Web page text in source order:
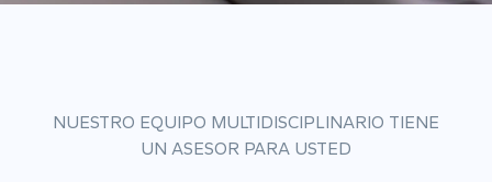
NUESTRO EQUIPO MULTIDISCIPLINARIO TIENE
UN ASESOR PARA USTED